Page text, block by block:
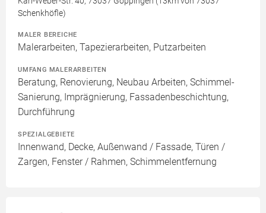
Schenkhöfle)
MALER BEREICHE
Malerarbeiten, Tapezierarbeiten, Putzarbeiten
UMFANG MALERARBEITEN
Beratung, Renovierung, Neubau Arbeiten, Schimmel-
Sanierung, Imprägnierung, Fassadenbeschichtung,
Durchführung
SPEZIALGEBIETE
Innenwand, Decke, Außenwand / Fassade, Türen /
Zargen, Fenster / Rahmen, Schimmelentfernung